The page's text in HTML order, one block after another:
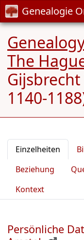
Genealogie
The
1140-
Einzelheiten
Beziehung
Kontext
Persönliche